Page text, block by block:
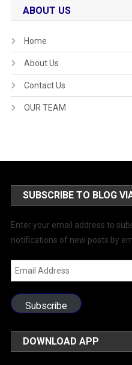
ABOUT US
Home
About Us
Contact Us
OUR TEAM
SUBSCRIBE TO BLOG
Enter your email address to
notifications of new posts by
Email
Address
Subscribe
DOWNLOAD APP